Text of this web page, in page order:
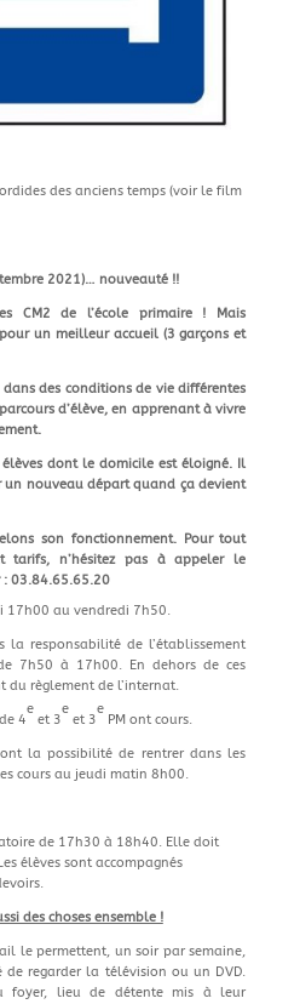
des anciens temps (voir le film
2021)… nouveauté !!
CM2 de l’école primaire ! Mais
un meilleur accueil (3 garçons et
des conditions de vie différentes
d’élève, en apprenant à vivre
élèves dont le domicile est éloigné. Il
nouveau départ quand ça devient
son fonctionnement. Pour tout
tarifs, n’hésitez pas à appeler le
: 03.84.65.65.20
17h00 au vendredi 7h50.
la responsabilité de l’établissement
7h50 à 17h00. En dehors de ces
du règlement de l’internat.
4
e
et 3
e
et 3
e
PM ont cours.
ont la possibilité de rentrer dans les
cours au jeudi matin 8h00.
de 17h30 à 18h40. Elle doit
élèves sont accompagnés
des choses ensemble !
le permettent, un soir par semaine,
regarder la télévision ou un DVD.
foyer, lieu de détente mis à leur